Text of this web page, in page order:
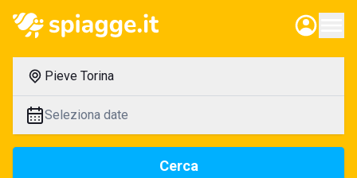
Pieve Torina
Seleziona date
Cerca